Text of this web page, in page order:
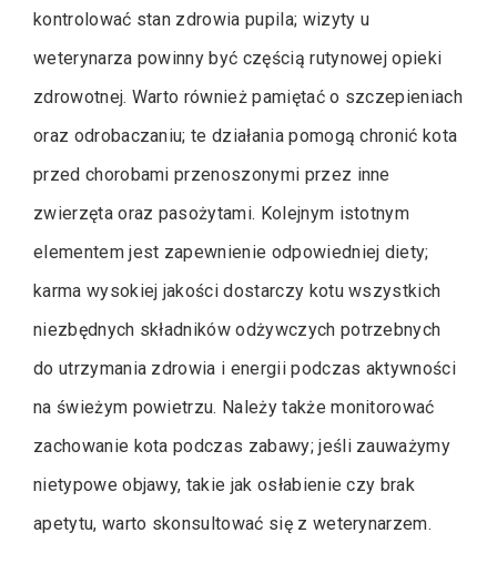
kontrolować stan zdrowia pupila; wizyty u
weterynarza powinny być częścią rutynowej opieki
zdrowotnej. Warto również pamiętać o szczepieniach
oraz odrobaczaniu; te działania pomogą chronić kota
przed chorobami przenoszonymi przez inne
zwierzęta oraz pasożytami. Kolejnym istotnym
elementem jest zapewnienie odpowiedniej diety;
karma wysokiej jakości dostarczy kotu wszystkich
niezbędnych składników odżywczych potrzebnych
do utrzymania zdrowia i energii podczas aktywności
na świeżym powietrzu. Należy także monitorować
zachowanie kota podczas zabawy; jeśli zauważymy
nietypowe objawy, takie jak osłabienie czy brak
apetytu, warto skonsultować się z weterynarzem.